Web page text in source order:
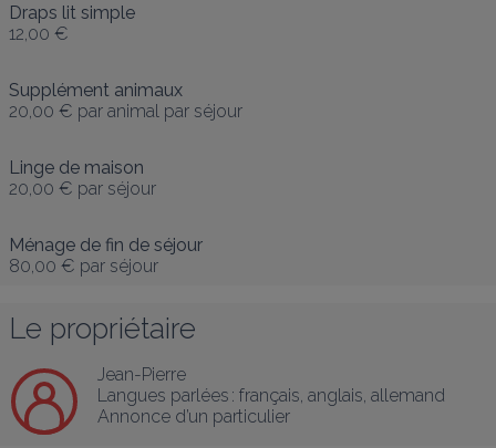
Draps lit simple
12,00 €
Supplément animaux
20,00 € par animal par séjour
Linge de maison
20,00 € par séjour
Ménage de fin de séjour
80,00 € par séjour
Le propriétaire
Jean-Pierre
Langues parlées : français anglais allemand
Annonce d’un particulier